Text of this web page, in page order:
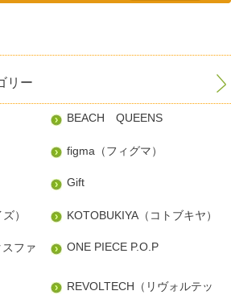
リー
BEACH QUEENS
figma（フィグマ）
Gift
） KOTOBUKIYA（コトブキヤ）
ファ
ONE PIECE P.O.P
REVOLTECH（リヴォルテッ